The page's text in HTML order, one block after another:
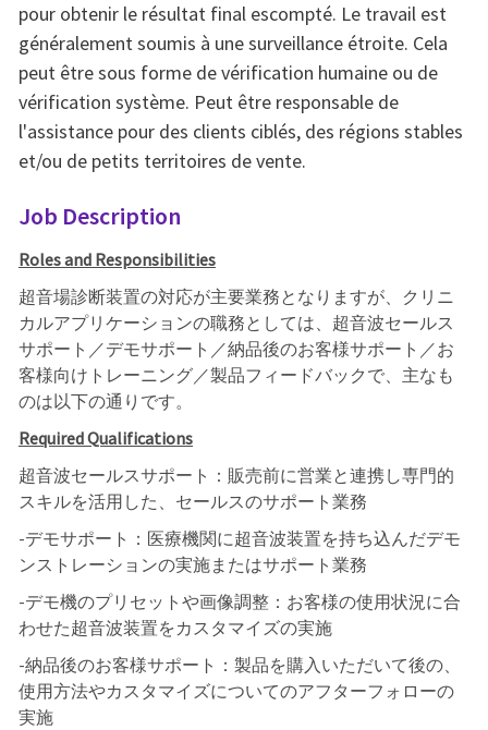
pour obtenir le résultat final escompté. Le travail est
généralement soumis à une surveillance étroite. Cela
peut être sous forme de vérification humaine ou de
vérification système. Peut être responsable de
l'assistance pour des clients ciblés, des régions stables
et/ou de petits territoires de vente.
Job Description
Roles and Responsibilities
超音場診断装置の対応が主要業務となりますが、クリニ
カルアプリケーションの職務としては、超音波セールス
サポート／デモサポート／納品後のお客様サポート／お
客様向けトレーニング／製品フィードバックで、主なも
のは以下の通りです。
Required Qualifications
超音波セールスサポート：販売前に営業と連携し専門的
スキルを活用した、セールスのサポート業務
-デモサポート：医療機関に超音波装置を持ち込んだデモ
ンストレーションの実施またはサポート業務
-デモ機のプリセットや画像調整：お客様の使用状況に合
わせた超音波装置をカスタマイズの実施
-納品後のお客様サポート：製品を購入いただいて後の、
使用方法やカスタマイズについてのアフターフォローの
実施